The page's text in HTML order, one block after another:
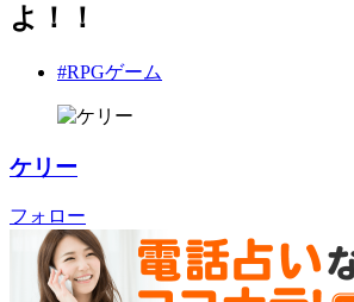
よ！！
#RPGゲーム
ケリー
フォロー